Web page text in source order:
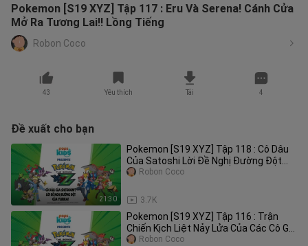
Pokemon [S19 XYZ] Tập 117 : Eru Và Serena! Cánh Cửa
Mở Ra Tương Lai!! Lồng Tiếng
Robon Coco
43 Yêu thích Tải 4
Đề xuất cho bạn
21:30
Pokemon [S19 XYZ] Tập 118 : Cô Dâu
Của Satoshi Lời Đề Nghị Đường Đột
Của Yurika Lồng Tiếng
3.7K
Robon Coco
Pokemon [S19 XYZ] Tập 116 : Trận
Chiến Kịch Liệt Nảy Lửa Của Các Cô Gái
Lồng Tiếng
Robon Coco